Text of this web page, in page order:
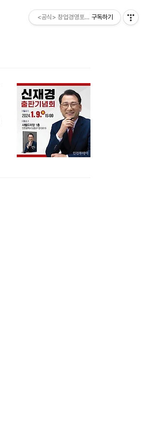
<공식> 창업경영포럼 ESM소비
구독하기